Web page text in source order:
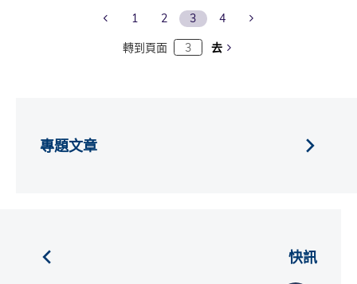
Previous Page
1 2 3 4
轉到頁面 去
快訊
專題文章